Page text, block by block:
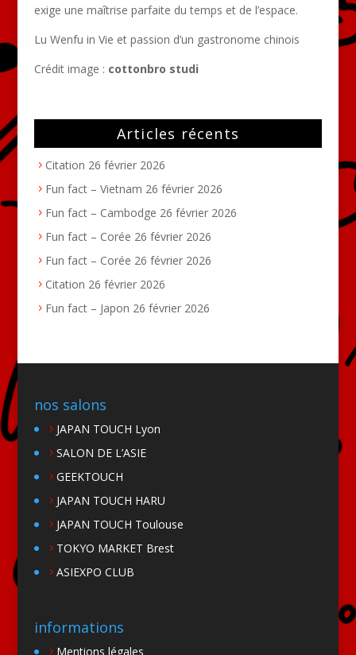
exige une maîtrise parfaite du temps et de l’espace.
Lu Wenfu in Vie et passion d’un gastronome chinois
Crédit image : cottonbro studi
Articles récents
Citation 26 février 2026
Fun fact – Vietnam 26 février 2026
Fun fact – Cambodge 26 février 2026
Fun fact – Corée 26 février 2026
Fun fact – Corée 26 février 2026
Citation 26 février 2026
Fun fact – Japon 26 février 2026
nos salons
JAPAN TOUCH Lyon
SALON DE L’ASIE
GEEKTOUCH
JAPAN TOUCH HARU
JAPAN TOUCH Toulouse
TOKYO MARKET Brest
ASIEXPO CLUB
informations
Mentions légales